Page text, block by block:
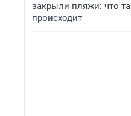
закрыли пляжи: что
происходит